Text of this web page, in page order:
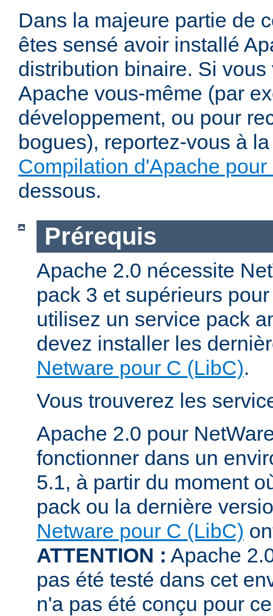
Dans la majeure partie de
êtes sensé avoir installé
distribution binaire. Si
Apache vous-même (par
développement, ou pour
bogues), reportez-vous à
Compilation d'Apache
dessous.
Prérequis
Apache 2.0 nécessite
pack 3 et supérieurs
utilisez un service pack
devez installer les
Netware pour C (LibC).
Vous trouverez les
Apache 2.0 pour
fonctionner dans un
5.1, à partir du moment
pack ou la dernière
Netware pour C (LibC)
ATTENTION : Apache
pas été testé dans cet
n'a pas été conçu pour